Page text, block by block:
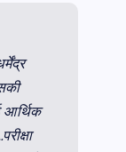
आर्थिक